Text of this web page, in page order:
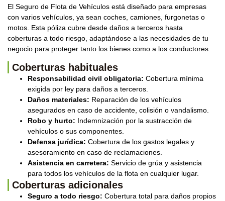
El Seguro de Flota de Vehículos está diseñado para empresas
con varios vehículos, ya sean coches, camiones, furgonetas o
motos. Esta póliza cubre desde daños a terceros hasta
coberturas a todo riesgo, adaptándose a las necesidades de tu
negocio para proteger tanto los bienes como a los conductores.
Coberturas habituales
Responsabilidad civil obligatoria: Cobertura mínima
exigida por ley para daños a terceros.
Daños materiales: Reparación de los vehículos
asegurados en caso de accidente, colisión o vandalismo.
Robo y hurto: Indemnización por la sustracción de
vehículos o sus componentes.
Defensa jurídica: Cobertura de los gastos legales y
asesoramiento en caso de reclamaciones.
Asistencia en carretera: Servicio de grúa y asistencia
para todos los vehículos de la flota en cualquier lugar.
Coberturas adicionales
Seguro a todo riesgo: Cobertura total para daños propios